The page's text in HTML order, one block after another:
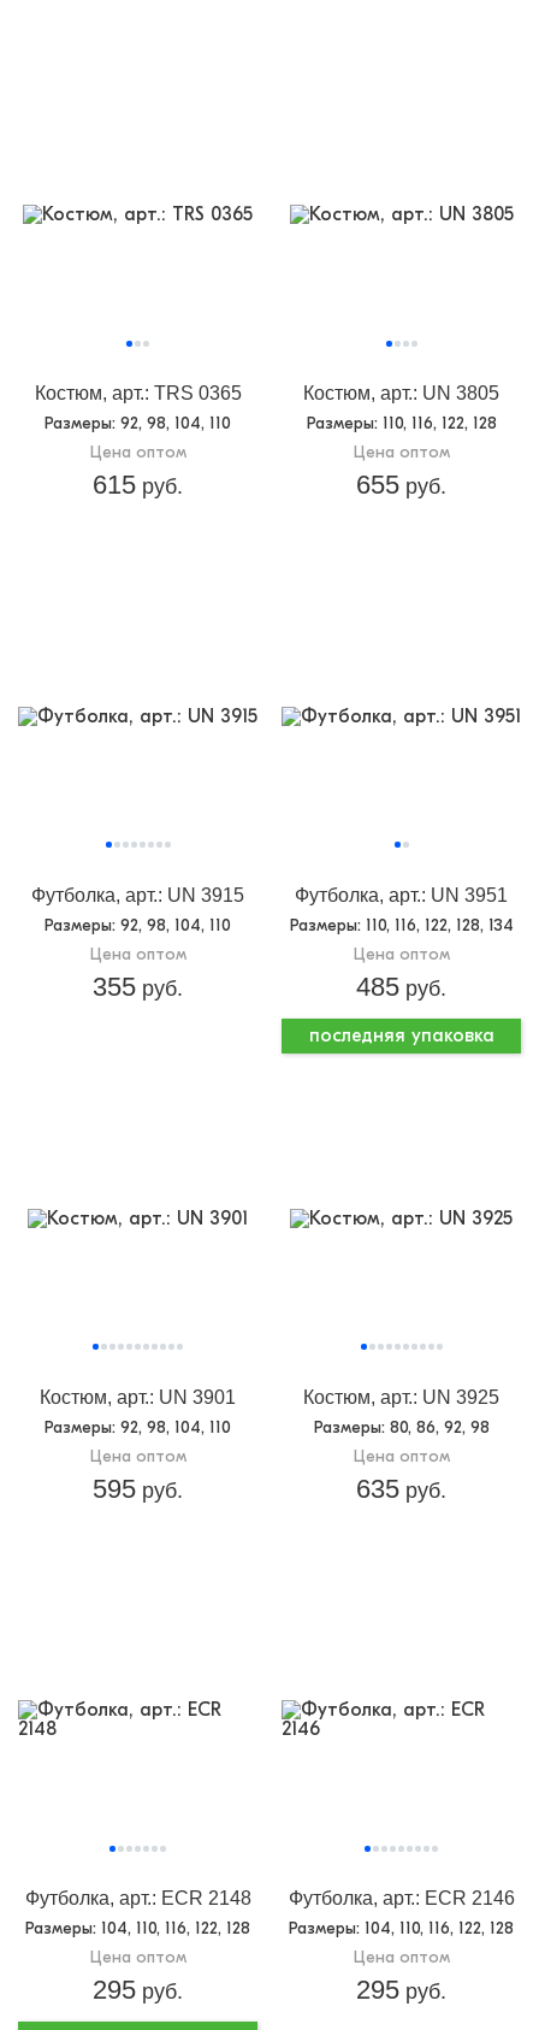
Костюм, арт.: TRS 0365
Размеры: 92, 98, 104, 110
Цена оптом
615 руб.
Костюм, арт.: UN 3805
Размеры: 110, 116, 122, 128
Цена оптом
655 руб.
Футболка, арт.: UN 3915
Размеры: 92, 98, 104, 110
Цена оптом
355 руб.
Футболка, арт.: UN 3951
Размеры: 110, 116, 122, 128, 134
Цена оптом
485 руб.
Костюм, арт.: UN 3901
Размеры: 92, 98, 104, 110
Цена оптом
595 руб.
последняя упаковка
Костюм, арт.: UN 3925
Размеры: 80, 86, 92, 98
Цена оптом
635 руб.
Футболка, арт.: ECR 2148
Размеры: 104, 110, 116, 122, 128
Цена оптом
295 руб.
Футболка, арт.: ECR 2146
Размеры: 104, 110, 116, 122, 128
Цена оптом
295 руб.